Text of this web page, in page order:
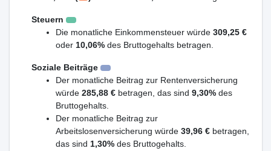
Steuern
Die monatliche Einkommensteuer würde 309,25 €
oder 10,06% des Bruttogehalts betragen.
Soziale Beiträge
Der monatliche Beitrag zur Rentenversicherung
würde 285,88 € betragen, das sind 9,30% des
Bruttogehalts.
Der monatliche Beitrag zur
Arbeitslosenversicherung würde 39,96 € betragen,
das sind 1,30% des Bruttogehalts.